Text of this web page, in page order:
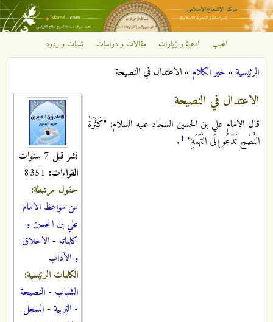
تجاوز إلى المحتوى الرئيسي
مركز
الإشعاع
الإسلامي
المجيب ادعية و زيارات مقالات و دراسات شبهات و ردود
أنت هنا
الرئيسية» خير الكلام »الاعتدال في النصيحة
نشر قبل 7 سنوات
القراءات:
حقول مرتبطة:
من مواعظ الامام
علي بن الحسين و
كلماته - الاخلاق
و الآداب
الكلمات الرئيسية:
الشباب - النصيحة
- التربية - السجل
الاعتدال في النصيحة
قال الامام علي بن الحسين السجاد عليه السلام: "كَثْرَةُ
النُّصْحِ تَدْعُو إِلَى التُّهَمَةِ" 1
.